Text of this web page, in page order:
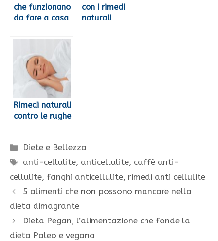
che funzionano
da fare a casa
con i rimedi
naturali
Rimedi naturali
contro le rughe
Categorie
Diete e Bellezza
Tag
anti-cellulite, anticellulite, caffè anti-
cellulite, fanghi anticellulite, rimedi anti cellulite
5 alimenti che non possono mancare nella
dieta dimagrante
Dieta Pegan, l’alimentazione che fonde la
dieta Paleo e vegana